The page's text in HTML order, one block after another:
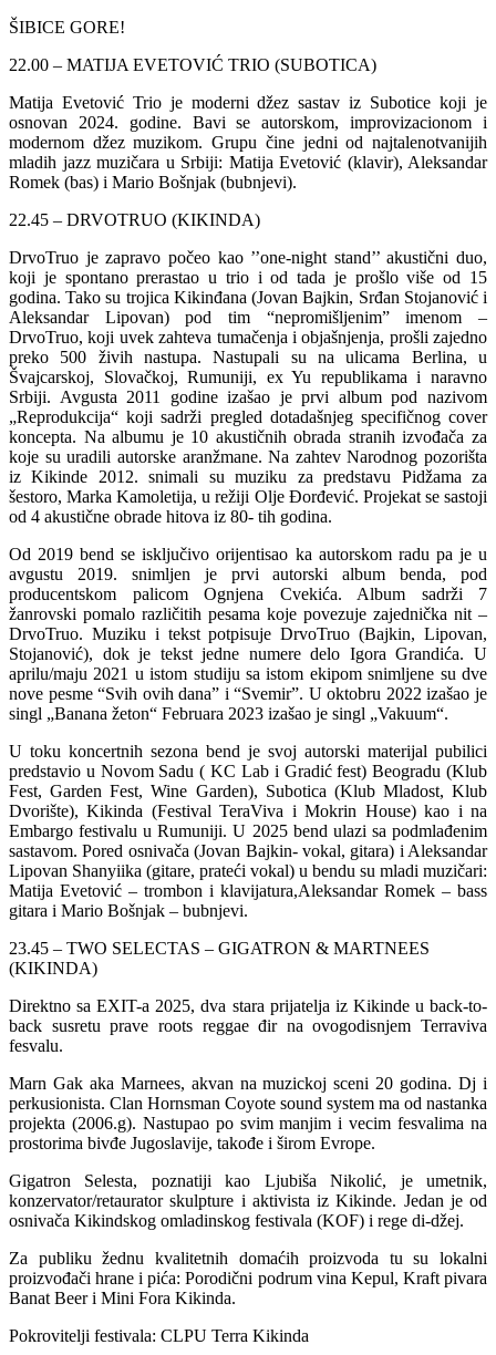
ŠIBICE GORE!
22.00 – MATIJA EVETOVIĆ TRIO (SUBOTICA)
Matija Evetović Trio je moderni džez sastav iz Subotice koji je
osnovan 2024. godine. Bavi se autorskom, improvizacionom i
modernom džez muzikom. Grupu čine jedni od najtalenotvanijih
mladih jazz muzičara u Srbiji: Matija Evetović (klavir), Aleksandar
Romek (bas) i Mario Bošnjak (bubnjevi).
22.45 – DRVOTRUO (KIKINDA)
DrvoTruo je zapravo počeo kao ’’one-night stand’’ akustični duo,
koji je spontano prerastao u trio i od tada je prošlo više od 15
godina. Tako su trojica Kikinđana (Jovan Bajkin, Srđan Stojanović i
Aleksandar Lipovan) pod tim “nepromišljenim” imenom –
DrvoTruo, koji uvek zahteva tumačenja i objašnjenja, prošli zajedno
preko 500 živih nastupa. Nastupali su na ulicama Berlina, u
Švajcarskoj, Slovačkoj, Rumuniji, ex Yu republikama i naravno
Srbiji. Avgusta 2011 godine izašao je prvi album pod nazivom
„Reprodukcija“ koji sadrži pregled dotadašnjeg specifičnog cover
koncepta. Na albumu je 10 akustičnih obrada stranih izvođača za
koje su uradili autorske aranžmane. Na zahtev Narodnog pozorišta
iz Kikinde 2012. snimali su muziku za predstavu Pidžama za
šestoro, Marka Kamoletija, u režiji Olje Đorđević. Projekat se sastoji
od 4 akustične obrade hitova iz 80- tih godina.
Od 2019 bend se isključivo orijentisao ka autorskom radu pa je u
avgustu 2019. snimljen je prvi autorski album benda, pod
producentskom palicom Ognjena Cvekića. Album sadrži 7
žanrovski pomalo različitih pesama koje povezuje zajednička nit –
DrvoTruo. Muziku i tekst potpisuje DrvoTruo (Bajkin, Lipovan,
Stojanović), dok je tekst jedne numere delo Igora Grandića. U
aprilu/maju 2021 u istom studiju sa istom ekipom snimljene su dve
nove pesme “Svih ovih dana” i “Svemir”. U oktobru 2022 izašao je
singl „Banana žeton“ Februara 2023 izašao je singl „Vakuum“.
U toku koncertnih sezona bend je svoj autorski materijal pubilici
predstavio u Novom Sadu ( KC Lab i Gradić fest) Beogradu (Klub
Fest, Garden Fest, Wine Garden), Subotica (Klub Mladost, Klub
Dvorište), Kikinda (Festival TeraViva i Mokrin House) kao i na
Embargo festivalu u Rumuniji. U 2025 bend ulazi sa podmlađenim
sastavom. Pored osnivača (Jovan Bajkin- vokal, gitara) i Aleksandar
Lipovan Shanyiika (gitare, prateći vokal) u bendu su mladi muzičari:
Matija Evetović – trombon i klavijatura,Aleksandar Romek – bass
gitara i Mario Bošnjak – bubnjevi.
23.45 – TWO SELECTAS – GIGATRON & MARTNEES
(KIKINDA)
Direktno sa EXIT-a 2025, dva stara prijatelja iz Kikinde u back-to-
back susretu prave roots reggae đir na ovogodisnjem Terraviva
fesvalu.
Marn Gak aka Marnees, akvan na muzickoj sceni 20 godina. Dj i
perkusionista. Clan Hornsman Coyote sound system ma od nastanka
projekta (2006.g). Nastupao po svim manjim i vecim fesvalima na
prostorima bivđe Jugoslavije, takođe i širom Evrope.
Gigatron Selesta, poznatiji kao Ljubiša Nikolić, je umetnik,
konzervator/retaurator skulpture i aktivista iz Kikinde. Jedan je od
osnivača Kikindskog omladinskog festivala (KOF) i rege di-džej.
Za publiku žednu kvalitetnih domaćih proizvoda tu su lokalni
proizvođači hrane i pića: Porodični podrum vina Kepul, Kraft pivara
Banat Beer i Mini Fora Kikinda.
Pokrovitelji festivala: CLPU Terra Kikinda